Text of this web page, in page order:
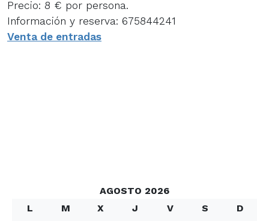
Precio: 8 € por persona.
Información y reserva: 675844241
Venta de entradas
AGOSTO 2026
L
M X J V S
D